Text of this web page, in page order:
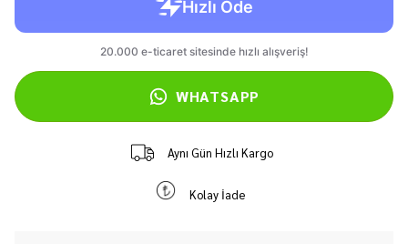
WHATSAPP
Aynı Gün Hızlı Kargo
Kolay İade